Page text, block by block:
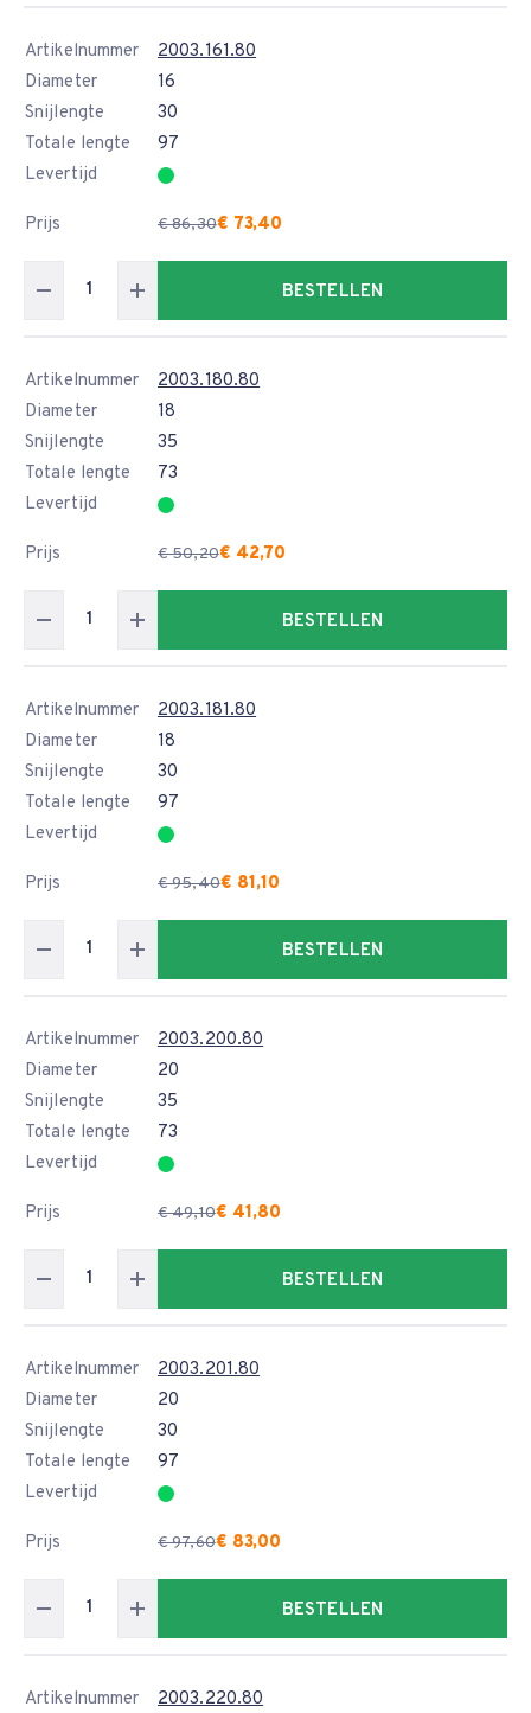
Artikelnummer
2003.161.80
Diameter
16
Snijlengte
30
Totale lengte
97
Levertijd
Prijs € 86,30€ 73,40
BESTELLEN
Artikelnummer
2003.180.80
Diameter
18
Snijlengte
35
Totale lengte
73
Levertijd
Prijs € 50,20€ 42,70
BESTELLEN
Artikelnummer
2003.181.80
Diameter
18
Snijlengte
30
Totale lengte
97
Levertijd
Prijs € 95,40€ 81,10
BESTELLEN
Artikelnummer
2003.200.80
Diameter
20
Snijlengte
35
Totale lengte
73
Levertijd
Prijs € 49,10€ 41,80
BESTELLEN
Artikelnummer
2003.201.80
Diameter
20
Snijlengte
30
Totale lengte
97
Levertijd
Prijs € 97,60€ 83,00
BESTELLEN
Artikelnummer 2003.220.80